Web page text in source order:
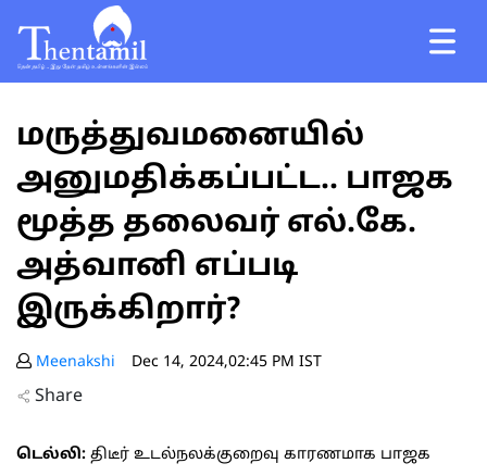
மருத்துவமனையில்
அனுமதிக்கப்பட்ட.. பாஜக
மூத்த தலைவர் எல்.கே.
அத்வானி எப்படி
இருக்கிறார்?
Meenakshi Dec 14, 2024,02:45 PM IST
Share
டெல்லி: திடீர் உடல்நலக்குறைவு காரணமாக பாஜக